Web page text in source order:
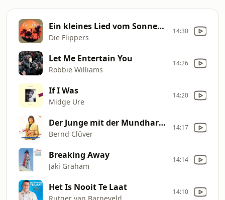
Ein kleines Lied vom Sonnenschein
Die Flippers
14:30
Let Me Entertain You
Robbie Williams
14:26
If I Was
Midge Ure
14:20
Der Junge mit der Mundharmonika ('94er Version)
Bernd Clüver
14:17
Breaking Away
Jaki Graham
14:14
Het Is Nooit Te Laat
Rutger van Barneveld
14:10